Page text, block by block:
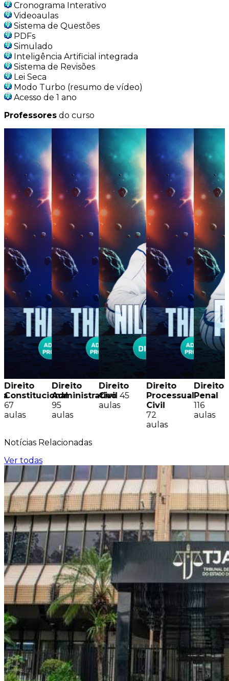
Cronograma Interativo
Videoaulas
Sistema de Questões
PDFs
Simulado
Inteligência Artificial integrada
Sistema de Revisões
Lei Seca
Modo Turbo (resumo de vídeo)
Acesso de 1 ano
Professores do curso
Direito
Constitucional
67
aulas
Direito
Administrativo
95
aulas
Direito
Civil 45
aulas
Direito
Processual
Civil
72
aulas
Direito
Penal
116
aulas
Notícias Relacionadas
Ver todas